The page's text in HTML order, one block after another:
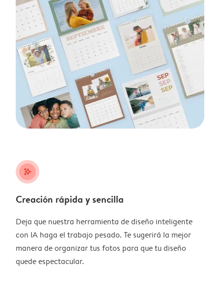
stars_plus
Creación rápida y sencilla
Deja que nuestra herramienta de diseño inteligente
con IA haga el trabajo pesado. Te sugerirá la mejor
manera de organizar tus fotos para que tu diseño
quede espectacular.